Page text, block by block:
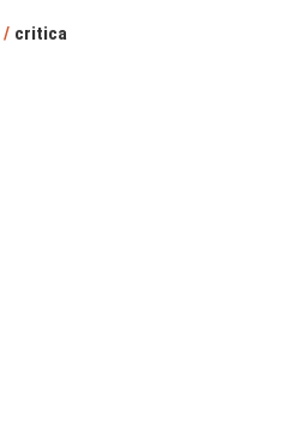
/ critica